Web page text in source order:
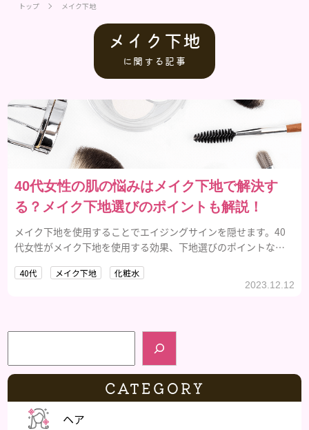
トップ メイク下地
メイク下地
に関する記事
40代女性の肌の悩みはメイク下地で解決す
る？メイク下地選びのポイントも解説！
メイク下地を使用することでエイジングサインを隠せます。40
代女性がメイク下地を使用する効果、下地選びのポイントなど
40代 メイク下地 化粧水
2023.12.12
検索
CATEGORY
ヘア